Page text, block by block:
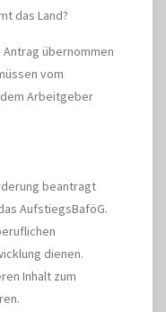
das Land?
Antrag übernommen
vom
Arbeitgeber
beantragt
AufstiegsBaföG.
dienen.
Inhalt zum